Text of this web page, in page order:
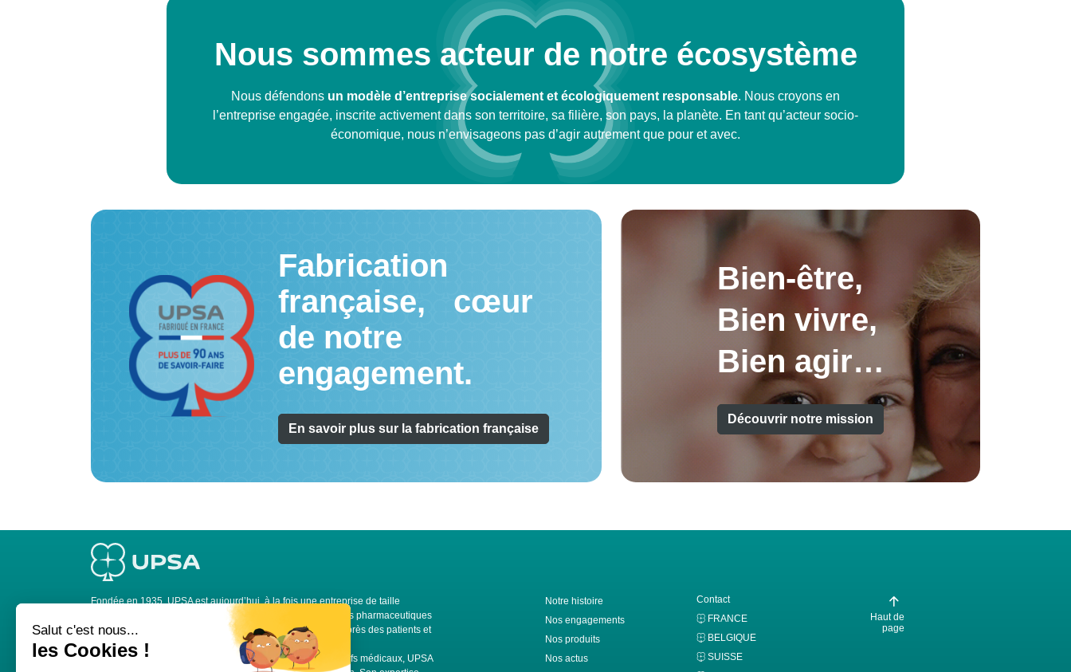
Nous sommes acteur de notre écosystème
Nous défendons un modèle d’entreprise socialement et écologiquement responsable. Nous croyons en
l’entreprise engagée, inscrite activement dans son territoire, sa filière, son pays, la planète. En tant qu’acteur socio-
économique, nous n’envisageons pas d’agir autrement que pour et avec.
Fabrication
française, cœur
de notre
engagement.
En savoir plus sur la fabrication française
Bien-être,
Bien vivre,
Bien agir…
Découvrir notre mission
Fondée en 1935, UPSA est aujourd’hui, à la fois une entreprise de taille
intermédiaire (ETI) avec l’un des plus grands sites industriels pharmaceutiques
français situé à Agen, et une marque engagée, présente auprès des patients et
pharmaciens depuis 90 ans.
Avec sa gamme de produits d’automédication et de dispositifs médicaux, UPSA
Notre histoire
Nos engagements
Nos produits
Nos actus
Contact
FRANCE
BELGIQUE
SUISSE
Haut de
page